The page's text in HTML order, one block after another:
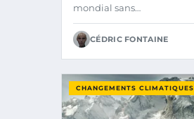
mondial sans…
CÉDRIC FONTAINE
CHANGEMENTS CLIMATIQUES